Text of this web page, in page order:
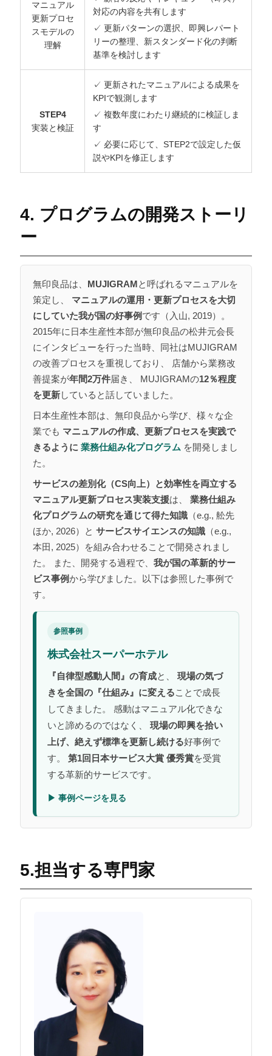
マニュアル
更新プロセ
スモデルの
理解
対応の内容を共有します
✓ 更新パターンの選択、即興レパート
リーの整理、新スタンダード化の判断
基準を検討します
STEP4
実装と検証
✓ 更新されたマニュアルによる成果を
KPIで観測します
✓ 複数年度にわたり継続的に検証しま
す
✓ 必要に応じて、STEP2で設定した仮
説やKPIを修正します
4. プログラムの開発ストーリ
ー
無印良品は、 MUJIGRAMと呼ばれるマニュアルを
策定し、 マニュアルの運用・更新プロセスを大切
にしていた我が国の好事例 です（入山, 2019）。
2015年に日本生産性本部が無印良品の松井元会長
にインタビューを行った当時、同社はMUJIGRAM
の改善プロセスを重視しており、 店舗から業務改
善提案が年間2万件届き、 MUJIGRAMの12％程度
を更新していると話していました。
日本生産性本部は、無印良品から学び、様々な企
業でも マニュアルの作成、更新プロセスを実践で
きるように 業務仕組み化プログラム を開発しまし
た。
サービスの差別化（CS向上）と効率性を両立する
マニュアル更新プロセス実装支援は、 業務仕組み
化プログラムの研究を通じて得た知識 （e.g., 舩先
ほか, 2026）と サービスサイエンスの知識 （e.g.,
本田, 2025）を組み合わせることで開発されまし
た。 また、開発する過程で、 我が国の革新的サー
ビス事例から学びました。以下は参照した事例で
す。
参照事例
株式会社スーパーホテル
『自律型感動人間』の育成と、 現場の気づ
きを全国の『仕組み』に変えることで成長
してきました。 感動はマニュアル化できな
いと諦めるのではなく、 現場の即興を拾い
上げ、絶えず標準を更新し続ける好事例で
す。 第1回日本サービス大賞 優秀賞を受賞
する革新的サービスです。
▶ 事例ページを見る
5.担当する専門家